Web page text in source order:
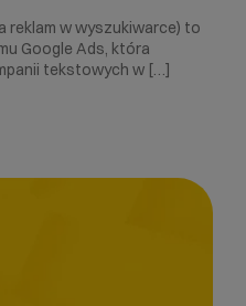
reklam w wyszukiwarce) to
Google Ads, która
tekstowych w […]